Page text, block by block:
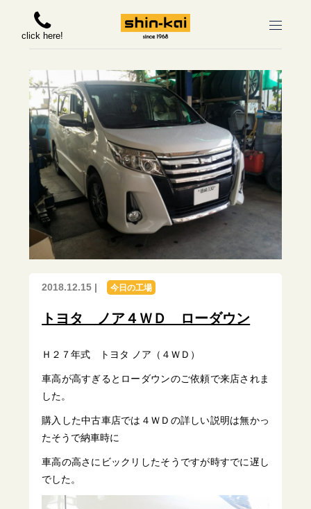
click here!
2018.12.15 | 今日の工場
トヨタ ノア４ＷＤ ローダウン
Ｈ２７年式 トヨタ ノア（４ＷＤ）
車高が高すぎるとローダウンのご依頼で来店されま
した。
購入した中古車店では４ＷＤの詳しい説明は無かっ
たそうで納車時に
車高の高さにビックリしたそうですが時すでに遅し
でした。